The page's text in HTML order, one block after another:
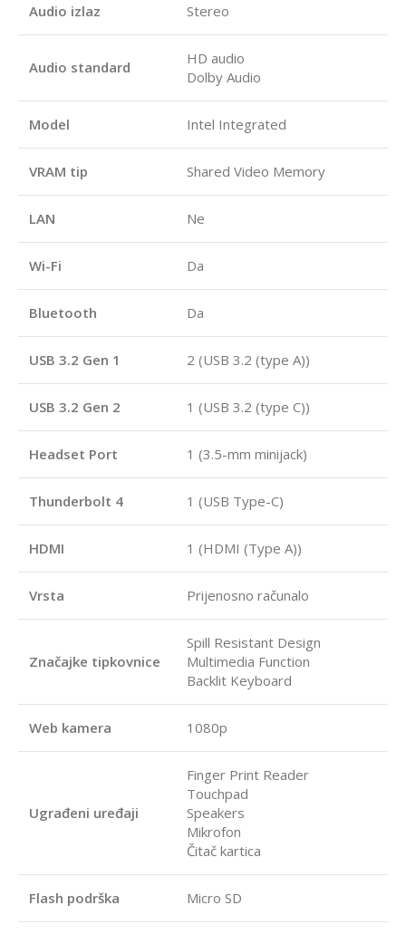
Audio izlaz Stereo
Audio standard
HD audio
Dolby Audio
Model Intel Integrated
VRAM tip Shared Video Memory
LAN Ne
Wi-Fi Da
Bluetooth Da
USB 3.2 Gen 1 2 (USB 3.2 (type A))
USB 3.2 Gen 2 1 (USB 3.2 (type C))
Headset Port 1 (3.5-mm minijack)
Thunderbolt 4 1 (USB Type-C)
HDMI 1 (HDMI (Type A))
Vrsta Prijenosno računalo
Značajke tipkovnice
Spill Resistant Design
Multimedia Function
Backlit Keyboard
Web kamera 1080p
Ugrađeni uređaji
Finger Print Reader
Touchpad
Speakers
Mikrofon
Čitač kartica
Flash podrška Micro SD